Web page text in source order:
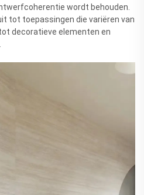
wordt behouden.
tot toepassingen die variëren van
decoratieve elementen en